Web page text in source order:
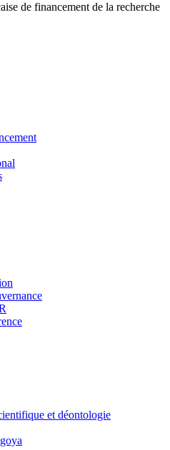
de financement de la recherche
et déontologie